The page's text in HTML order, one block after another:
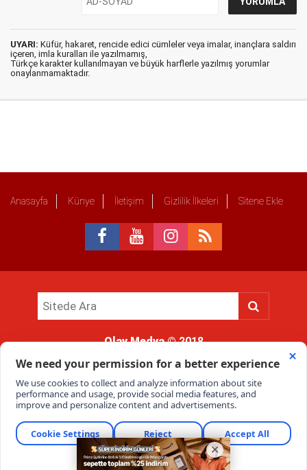
UYARI: Küfür, hakaret, rencide edici cümleler veya imalar, inançlara saldırı
içeren, imla kuralları ile yazılmamış,
Türkçe karakter kullanılmayan ve büyük harflerle yazılmış yorumlar
onaylanmamaktadır.
Anasayfa Künye İletişim Gizlilik İlkeleri Sitene Ekle
Olay Medya© 2018
kullanımı hukuki yaptırıma tabidir.
Haber Portalı Yazılımı